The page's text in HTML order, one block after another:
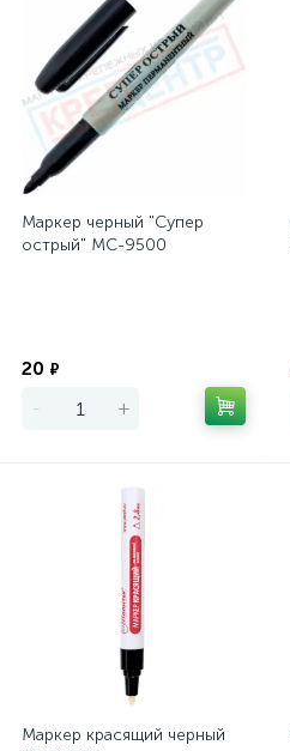
Маркер черный "Супер
острый" МС-9500
20 ₽
- +
Маркер красящий черный